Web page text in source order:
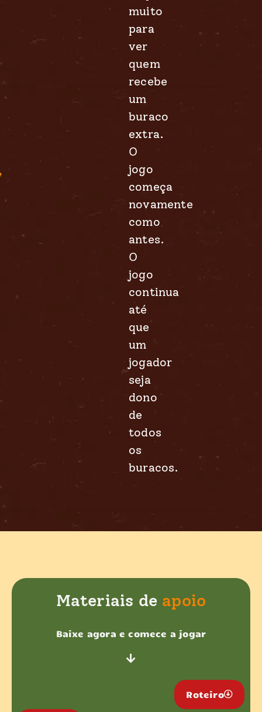
muito
para
ver
quem
recebe
um
buraco
extra.
O
jogo
começa
novamente
como
antes.
O
jogo
continua
até
que
um
jogador
seja
dono
de
todos
os
buracos.
Materiais de apoio
Baixe agora e comece a jogar
Roteiro